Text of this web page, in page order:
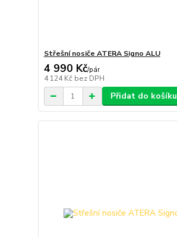
Střešní nosiče ATERA Signo ALU
4 990 Kč/pár
4 124 Kč bez DPH
Přidat do košíku